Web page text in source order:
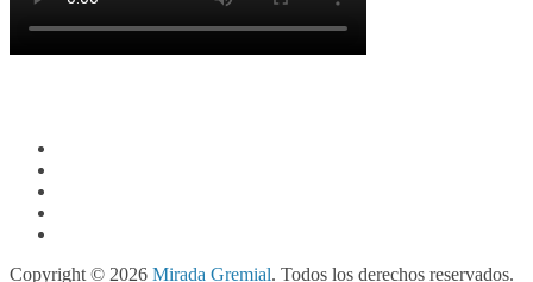
Copyright © 2026 Mirada Gremial. Todos los derechos reservados.